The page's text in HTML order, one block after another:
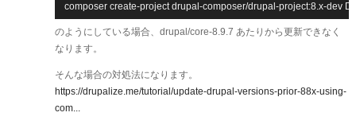
composer create-project drupal-composer/drupal-project:8.x-dev
のようにしている場合、drupal/core-8.9.7 あたりから更新できなく
なります。
そんな場合の対処法になります。
https://drupalize.me/tutorial/update-drupal-versions-prior-88x-using-
com...